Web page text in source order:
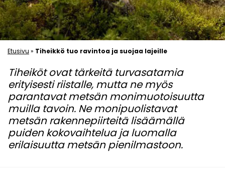
Etusivu » Tiheikkö tuo ravintoa ja suojaa lajeille
Tiheiköt ovat tärkeitä turvasatamia
erityisesti riistalle, mutta ne myös
parantavat metsän monimuotoisuutta
muilla tavoin. Ne monipuolistavat
metsän rakennepiirteitä lisäämällä
puiden kokovaihtelua ja luomalla
erilaisuutta metsän pienilmastoon.